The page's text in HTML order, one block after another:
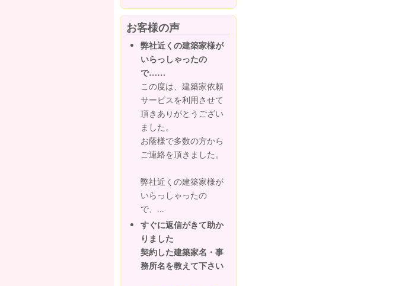
お客様の声
弊社近くの建築家様が
いらっしゃったの
で……
この度は、建築家依頼
サービスを利用させて
頂きありがとうござい
ました。
お蔭様で多数の方から
ご連絡を頂きました。
弊社近くの建築家様が
いらっしゃったの
で、...
すぐに返信がきて助か
りました
契約した建築家名・事
務所名を教えて下さい